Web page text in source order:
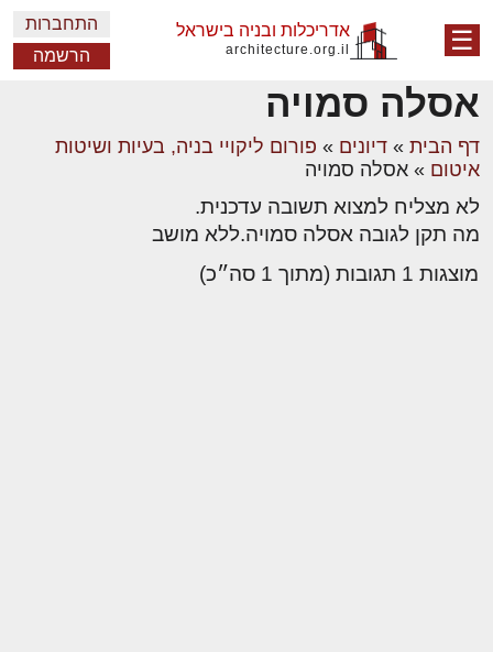
☰ אדריכלות ובניה בישראל
architecture.org.il
התחברות
הרשמה
אסלה סמויה
דף הבית » דיונים » פורום ליקויי בניה, בעיות ושיטות
איטום » אסלה סמויה
לא מצליח למצוא תשובה עדכנית.
מה תקן לגובה אסלה סמויה.ללא מושב
מוצגות 1 תגובות (מתוך 1 סה״כ)